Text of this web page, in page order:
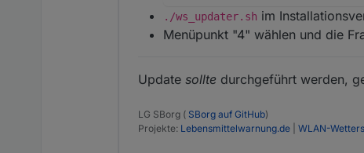
./ws_updater.sh im
Menüpunkt "4" wählen und die
Update sollte durchgeführt werden,
LG SBorg ( SBorg auf GitHub)
Projekte: Lebensmittelwarnung.de WLAN-